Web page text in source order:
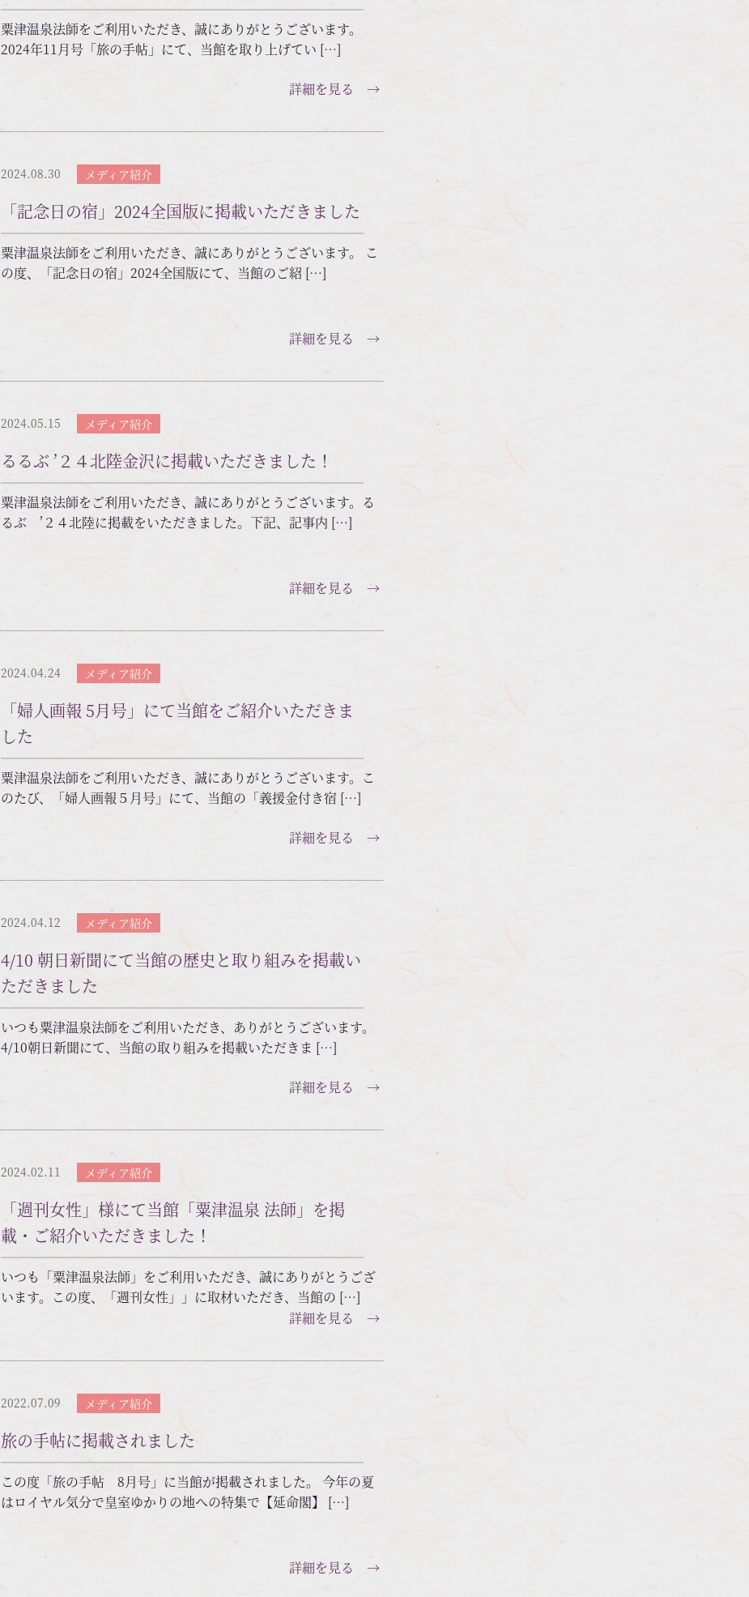
粟津温泉法師をご利用いただき、誠にありがとうございます。
2024年11月号「旅の手帖」にて、当館を取り上げてい […]
詳細を見る →
2024.08.30 メディア紹介
「記念日の宿」2024全国版に掲載いただきました
粟津温泉法師をご利用いただき、誠にありがとうございます。 こ
の度、「記念日の宿」2024全国版にて、当館のご紹 […]
詳細を見る →
2024.05.15 メディア紹介
るるぶ ’２４北陸金沢に掲載いただきました！
粟津温泉法師をご利用いただき、誠にありがとうございます。る
るぶ ’２４北陸に掲載をいただきました。下記、記事内 […]
詳細を見る →
2024.04.24 メディア紹介
「婦人画報 5月号」にて当館をご紹介いただきま
した
粟津温泉法師をご利用いただき、誠にありがとうございます。こ
のたび、「婦人画報５月号」にて、当館の「義援金付き宿 […]
詳細を見る →
2024.04.12 メディア紹介
4/10 朝日新聞にて当館の歴史と取り組みを掲載い
ただきました
いつも粟津温泉法師をご利用いただき、ありがとうございます。
4/10朝日新聞にて、当館の取り組みを掲載いただきま […]
詳細を見る →
2024.02.11 メディア紹介
「週刊女性」様にて当館「粟津温泉 法師」を掲
載・ご紹介いただきました！
いつも「粟津温泉法師」をご利用いただき、誠にありがとうござ
います。この度、「週刊女性」」に取材いただき、当館の […]
詳細を見る →
2022.07.09 メディア紹介
旅の手帖に掲載されました
この度「旅の手帖 8月号」に当館が掲載されました。 今年の夏
はロイヤル気分で皇室ゆかりの地への特集で【延命閣】 […]
詳細を見る →